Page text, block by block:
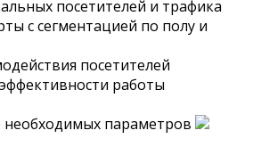
посетителей и трафика
с сегментацией по полу и
посетителей
работы
необходимых параметров